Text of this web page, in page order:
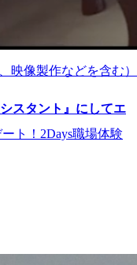
映像製作などを含む）
スタント』にしてエ
ト！2Days職場体験